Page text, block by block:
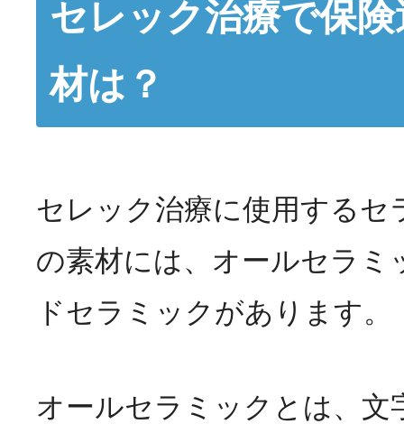
セレック治療で保
材は？
セレック治療に使用するセ
の素材には、オールセラミ
ドセラミックがあります。
オールセラミックとは、文